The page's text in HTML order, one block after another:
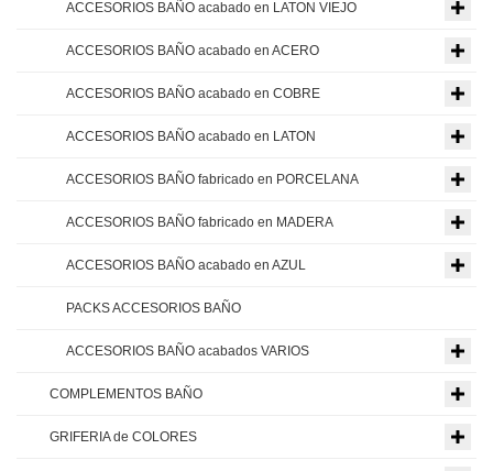
ACCESORIOS BAÑO acabado en LATON VIEJO
ACCESORIOS BAÑO acabado en ACERO
ACCESORIOS BAÑO acabado en COBRE
ACCESORIOS BAÑO acabado en LATON
ACCESORIOS BAÑO fabricado en PORCELANA
ACCESORIOS BAÑO fabricado en MADERA
ACCESORIOS BAÑO acabado en AZUL
PACKS ACCESORIOS BAÑO
ACCESORIOS BAÑO acabados VARIOS
COMPLEMENTOS BAÑO
GRIFERIA de COLORES